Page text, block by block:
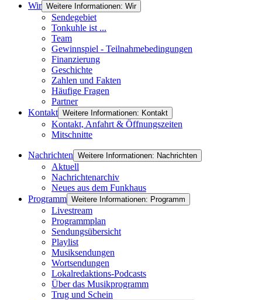
Wir Weitere Informationen: Wir
Sendegebiet
Tonkuhle ist ...
Team
Gewinnspiel - Teilnahmebedingungen
Finanzierung
Geschichte
Zahlen und Fakten
Häufige Fragen
Partner
Kontakt Weitere Informationen: Kontakt
Kontakt, Anfahrt & Öffnungszeiten
Mitschnitte
Nachrichten Weitere Informationen: Nachrichten
Aktuell
Nachrichtenarchiv
Neues aus dem Funkhaus
Programm Weitere Informationen: Programm
Livestream
Programmplan
Sendungsübersicht
Playlist
Musiksendungen
Wortsendungen
Lokalredaktions-Podcasts
Über das Musikprogramm
Trug und Schein